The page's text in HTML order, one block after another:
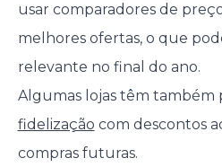
usar comparadores de
melhores ofertas, o que
relevante no final do ano.
Algumas lojas têm também
fidelização com descontos
compras futuras.